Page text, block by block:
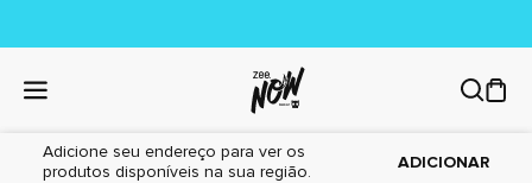
Adicione seu endereço para ver os
produtos disponíveis na sua região.
ADICIONAR
Home|Cães|Acessórios